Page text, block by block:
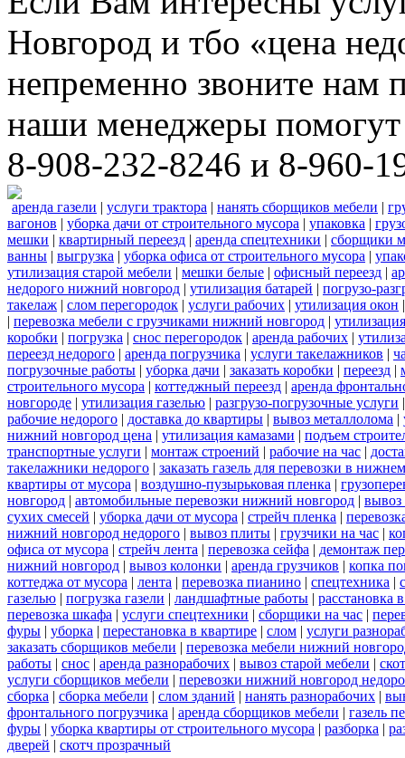
Новгород и тбо «цена
непременно звоните нам
наши менеджеры помогут
8-908-232-8246 и 8-960-
аренда газели | услуги трактора | нанять сборщиков мебели |
вагонов | уборка дачи от строительного мусора | упаковка |
мешки | квартирный переезд | аренда спецтехники | сборщики
ванны | выгрузка | уборка офиса от строительного мусора |
утилизация старой мебели | мешки белые | офисный переезд |
недорого нижний новгород | утилизация батарей | погрузо-
такелаж | слом перегородок | услуги рабочих | утилизация окон
| перевозка мебели с грузчиками нижний новгород |
коробки | погрузка | снос перегородок | аренда рабочих |
переезд недорого | аренда погрузчика | услуги такелажников |
погрузочные работы | уборка дачи | заказать коробки | переезд |
строительного мусора | коттеджный переезд | аренда
новгороде | утилизация газелью | разгрузо-погрузочные услуги
рабочие недорого | доставка до квартиры | вывоз металлолома |
нижний новгород цена | утилизация камазами | подъем
транспортные услуги | монтаж строений | рабочие на час |
такелажники недорого | заказать газель для перевозки в
квартиры от мусора | воздушно-пузырьковая пленка |
новгород | автомобильные перевозки нижний новгород | вывоз
сухих смесей | уборка дачи от мусора | стрейч пленка |
нижний новгород недорого | вывоз плиты | грузчики на час |
офиса от мусора | стрейч лента | перевозка сейфа | демонтаж
нижний новгород | вывоз колонки | аренда грузчиков | копка
коттеджа от мусора | лента | перевозка пианино | спецтехника |
газелью | погрузка газели | ландшафтные работы | расстановка
перевозка шкафа | услуги спецтехники | сборщики на час |
фуры | уборка | перестановка в квартире | слом | услуги
заказать сборщиков мебели | перевозка мебели нижний
работы | снос | аренда разнорабочих | вывоз старой мебели |
услуги сборщиков мебели | перевозки нижний новгород
сборка | сборка мебели | слом зданий | нанять разнорабочих |
фронтального погрузчика | аренда сборщиков мебели | газель
фуры | уборка квартиры от строительного мусора | разборка |
дверей | скотч прозрачный